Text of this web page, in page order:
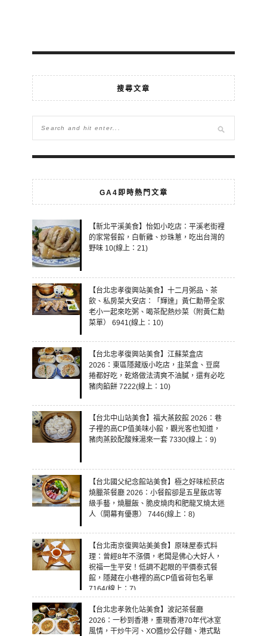
搜尋文章
GA4即時熱門文章
【新北平溪美食】怡如小吃店：平溪老街裡
的家常餐館，白斬雞、炒珠蔥，吃出台灣的
野味 10(線上：21)
【台北忠孝復興站美食】十二月粥品、茶
飲、私房菜大安店：「輝達」黃仁勳帶全家
老小一起來吃粥、喝茶配熱炒菜（附黃仁勳
菜單） 6941(線上：10)
【台北忠孝復興站美食】江蘇菜盒店
2026：東區隱藏版小吃店，韭菜盒、豆腐
捲都好吃，乾烙做法清爽不油膩，還有必吃
豬肉餡餅 7222(線上：10)
【台北中山站美食】福大蒸餃館 2026：巷
子裡的高CP值美味小館，觀光客也知道，
豬肉蒸餃配酸辣湯來一套 7330(線上：9)
【台北國父紀念館站美食】極之好味松菸店
燒臘茶餐廳 2026：小餐館卻是五星飯店等
級手藝，燒臘飯、脆皮燒肉和肥龍叉燒太迷
人（開幕有優惠） 7446(線上：8)
【台北南京復興站美美食】原味屋泰式料
理：曾經8年不漲價，老闆是佛心大好人，
祝福一生平安！低調不起眼的平價泰式餐
館，隱藏在小巷裡的高CP值省荷包名單
7164(線上：7)
【台北忠孝敦化站美食】波記茶餐廳
2026：一秒到香港，重現香港70年代冰室
風情，干炒牛河、XO醬炒公仔麵、港式點